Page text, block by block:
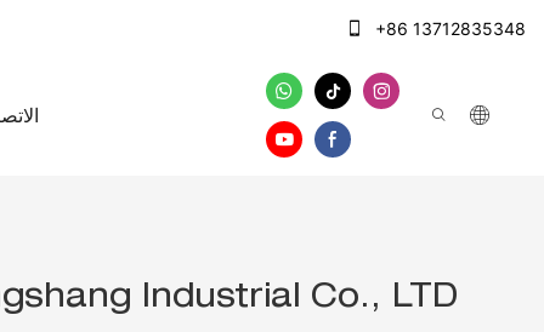
+86 13712835348
Industrial Co., LTD